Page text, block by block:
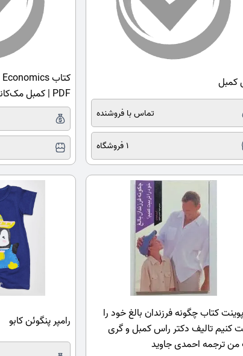
کمبل
تماس با فروشنده
1 فروشگاه
PDF | کمبل مک‌کانل
کتاب چگونه فرزندان بالغ خود را
کنیم تالیف دکتر راس کمبل و گری
ترجمه احمدی جاوید
رامپر پنگوئن کابو